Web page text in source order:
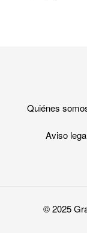
Quiénes
Aviso
© 2025